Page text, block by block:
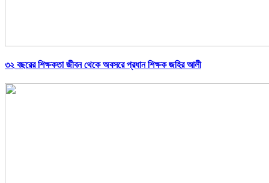
৩২ বছরের শিক্ষকতা জীবন থেকে অবসরে প্রধান শিক্ষক জহির আলী